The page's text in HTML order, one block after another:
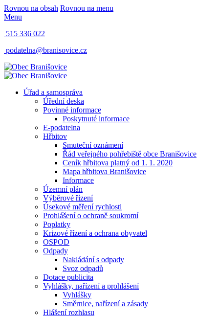
Rovnou na obsah Rovnou na menu
Menu
515 336 022
podatelna@branisovice.cz
Úřad a samospráva
Úřední deska
Povinné informace
Poskytnuté informace
E-podatelna
Hřbitov
Smuteční oznámení
Řád veřejného pohřebiště obce Branišovice
Ceník hřbitova platný od 1. 1. 2020
Mapa hřbitova Branišovice
Informace
Územní plán
Výběrové řízení
Úsekové měření rychlosti
Prohlášení o ochraně soukromí
Poplatky
Krizové řízení a ochrana obyvatel
OSPOD
Odpady
Nakládání s odpady
Svoz odpadů
Dotace publicita
Vyhlášky, nařízení a prohlášení
Vyhlášky
Směrnice, nařízení a zásady
Hlášení rozhlasu